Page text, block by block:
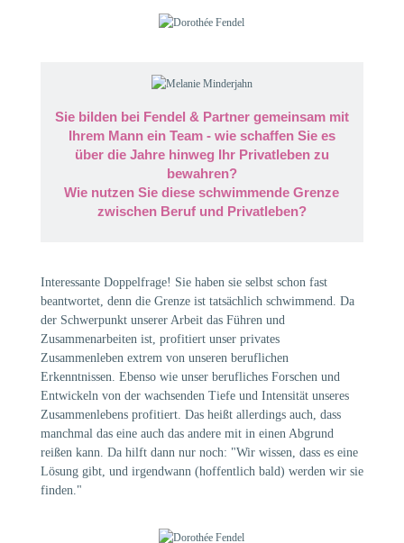
Sie bilden bei Fendel & Partner gemeinsam mit
Ihrem Mann ein Team - wie schaffen Sie es
über die Jahre hinweg Ihr Privatleben zu
bewahren?
Wie nutzen Sie diese schwimmende Grenze
zwischen Beruf und Privatleben?
Interessante Doppelfrage! Sie haben sie selbst schon fast
beantwortet, denn die Grenze ist tatsächlich schwimmend. Da
der Schwerpunkt unserer Arbeit das Führen und
Zusammenarbeiten ist, profitiert unser privates
Zusammenleben extrem von unseren beruflichen
Erkenntnissen. Ebenso wie unser berufliches Forschen und
Entwickeln von der wachsenden Tiefe und Intensität unseres
Zusammenlebens profitiert. Das heißt allerdings auch, dass
manchmal das eine auch das andere mit in einen Abgrund
reißen kann. Da hilft dann nur noch: "Wir wissen, dass es eine
Lösung gibt, und irgendwann (hoffentlich bald) werden wir sie
finden."